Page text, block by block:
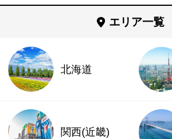
エリア一覧
北海道
関西(近畿)